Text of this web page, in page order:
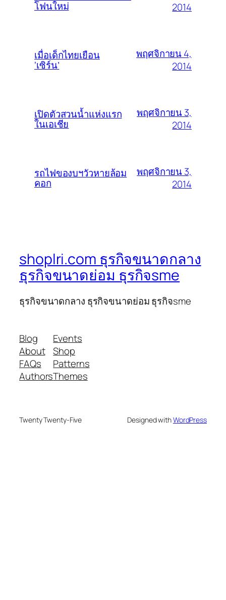
โฟนใหม่
2014
เมื่อเด็กไทยเยือน
‘เซิร์น’
พฤศจิกายน 4,
2014
เปิดตัวสวนน้ำแห่งแรก
ในเอเชีย
พฤศจิกายน 3,
2014
รถไฟของบฯวัวหายล้อม
คอก
พฤศจิกายน 3,
2014
shoplri.com ธุรกิจขนาดกลาง
ธุรกิจขนาดย่อม ธุรกิจsme
ธุรกิจขนาดกลาง ธุรกิจขนาดย่อม ธุรกิจsme
Blog
About
FAQs
Authors
Events
Shop
Patterns
Themes
Twenty Twenty-Five Designed withWordPress